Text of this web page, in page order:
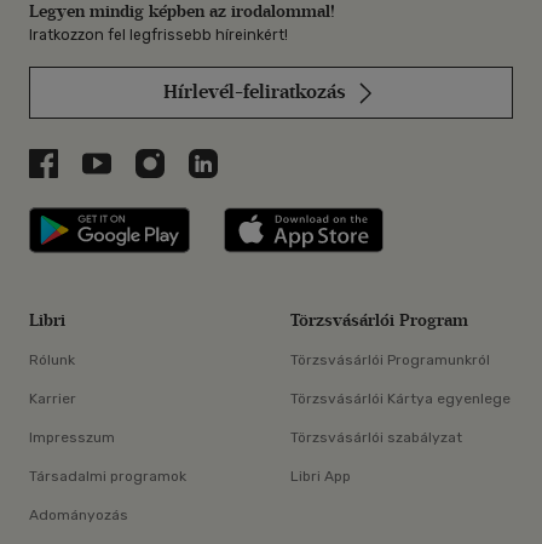
Legyen mindig képben az irodalommal!
Iratkozzon fel legfrissebb híreinkért!
Hírlevél-feliratkozás
Libri a Facebookon
Libri a Youtube-on
Libri az Instagramon
Libri a LinkedInen
Libri applikáció Szerezd meg: Google
Libri
Rólunk
Karrier
Impresszum
Társadalmi programok
Adományozás
Törzsvásárlói Program
Törzsvásárlói Programunkról
Törzsvásárlói Kártya egyenlege
Törzsvásárlói szabályzat
Libri App